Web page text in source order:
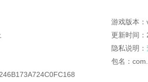
游戏版本
更新时间
隐私说明：
包名：